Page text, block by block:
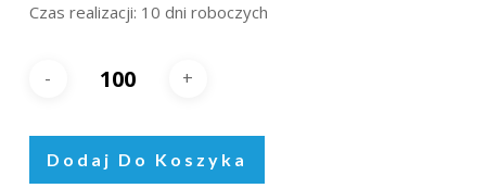
Czas realizacji: 10 dni roboczych
Dodaj Do Koszyka